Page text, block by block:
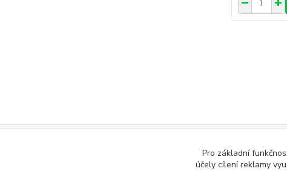
Pro základní
účely cílení reklamy